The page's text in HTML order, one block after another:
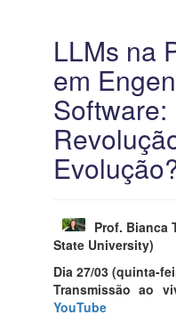
LLMs na
em
Software:
Prof. Bianca
State University)
Dia 27/03 (quinta-
Transmissão ao
YouTube